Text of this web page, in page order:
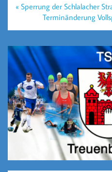
Beitragsnavigation
« Sperrung der Schlalacher
Terminänderung